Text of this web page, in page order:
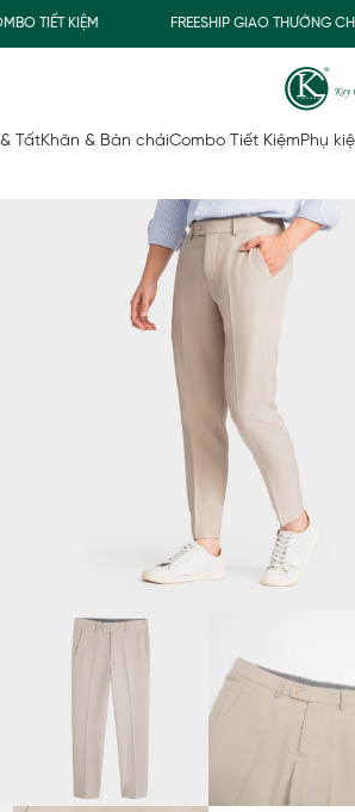
TIẾT KIỆM FREESHIP GIAO THƯỜNG CHO
TấtKhăn & Bàn chảiCombo Tiết KiệmPhụ